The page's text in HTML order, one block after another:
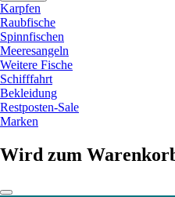
Karpfen
Raubfische
Spinnfischen
Meeresangeln
Weitere Fische
Schifffahrt
Bekleidung
Restposten-Sale
Marken
Wird zum